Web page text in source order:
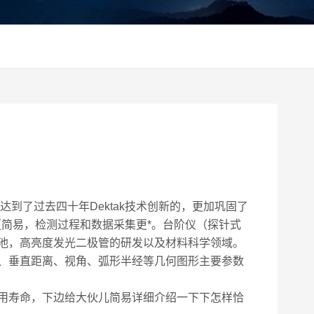
到了过去四十年Dektak技术创新的，更加巩固了
易，检测过程和数据采集更*。台阶仪（探针式
高亮度发光二极管的研发以及材料科学领域。
直距离、视角、弧形半经等几何图形主要参数
寿命，下边给大伙儿简易详细介绍一下下怎样恰